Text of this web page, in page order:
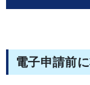
電子申請前